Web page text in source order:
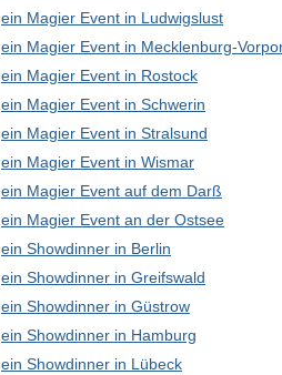
ein Magier Event in Ludwigslust
ein Magier Event in Mecklenburg-
ein Magier Event in Rostock
ein Magier Event in Schwerin
ein Magier Event in Stralsund
ein Magier Event in Wismar
ein Magier Event auf dem Darß
ein Magier Event an der Ostsee
ein Showdinner in Berlin
ein Showdinner in Greifswald
ein Showdinner in Güstrow
ein Showdinner in Hamburg
ein Showdinner in Lübeck